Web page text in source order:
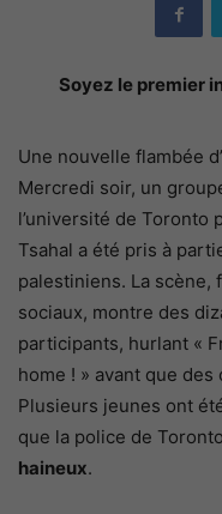
Soyez le premier
Une nouvelle flambée
Mercredi soir, un
l’université de Toronto
Tsahal a été pris à
palestiniens. La
sociaux, montre des
participants, hurlant «
home ! » avant que
Plusieurs jeunes ont
que la police de
haineux.